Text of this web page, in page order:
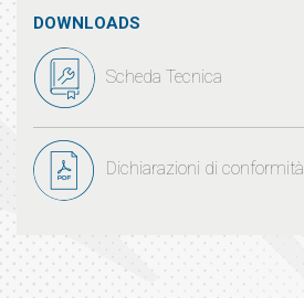
DOWNLOADS
Scheda Tecnica
Dichiarazioni di conformità